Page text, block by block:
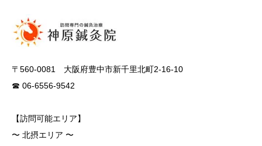
〒560-0081 大阪府豊中市新千里北町2-16-10
☎ 06-6556-9542
【訪問可能エリア】
〜 北摂エリア 〜